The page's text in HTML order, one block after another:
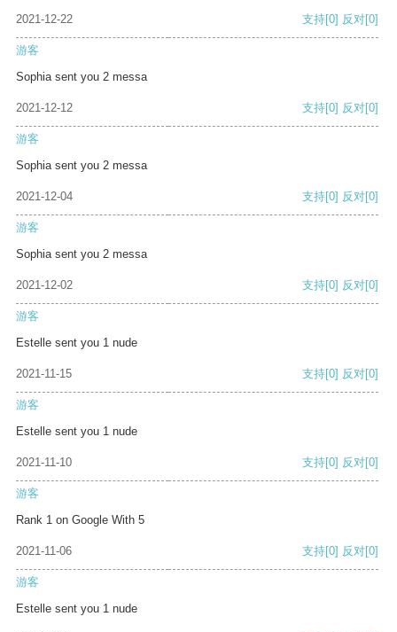
2021-12-22 支持[0] 反对[0]
游客
Sophia sent you 2 messa
2021-12-12 支持[0] 反对[0]
游客
Sophia sent you 2 messa
2021-12-04 支持[0] 反对[0]
游客
Sophia sent you 2 messa
2021-12-02 支持[0] 反对[0]
游客
Estelle sent you 1 nude
2021-11-15 支持[0] 反对[0]
游客
Estelle sent you 1 nude
2021-11-10 支持[0] 反对[0]
游客
Rank 1 on Google With 5
2021-11-06 支持[0] 反对[0]
游客
Estelle sent you 1 nude